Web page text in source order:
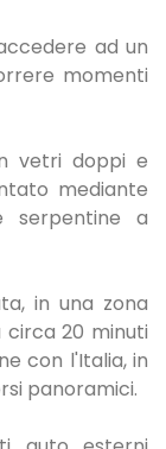
ad un
momenti
vetri doppi e
mediante
serpentine a
in una zona
circa 20 minuti
con l'Italia, in
panoramici.